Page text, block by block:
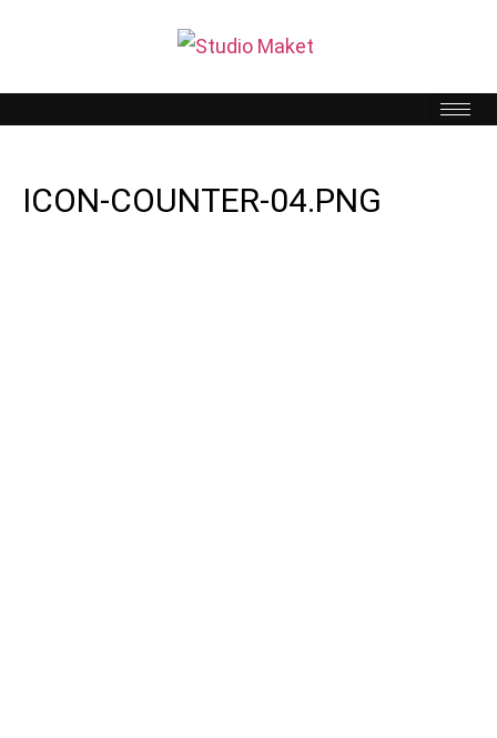
ICON-COUNTER-04.PNG